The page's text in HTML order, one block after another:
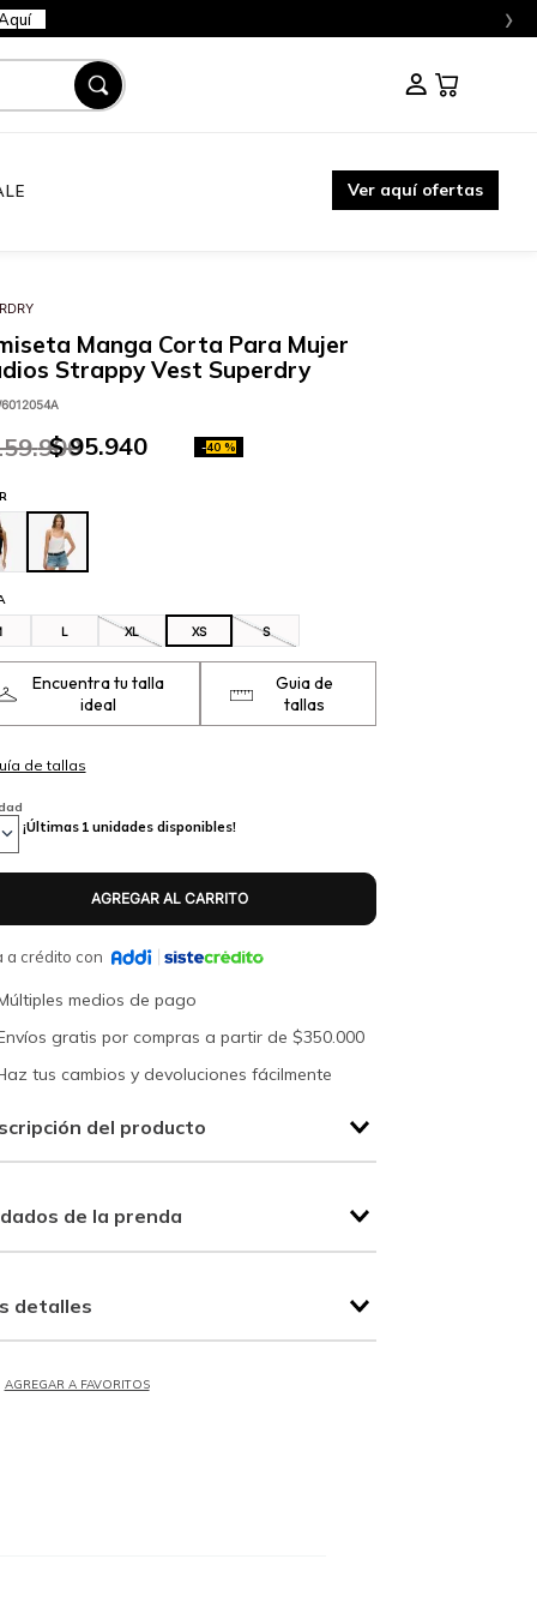
›
Ver aquí ofertas
Manga Corta Para Mujer
Strappy Vest Superdry
.900
$ 95.940 -40 %
L XL XS S
Encuentra tu talla
ideal
Guia de
tallas
¡Últimas 1 unidades disponibles!
a crédito con
medios de pago
gratis por compras a partir de $350.000
tus cambios y devoluciones fácilmente
del producto
de la prenda
detalles